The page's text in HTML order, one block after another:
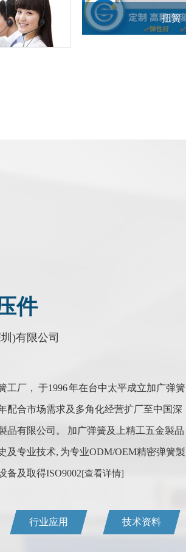
扭簧
件
)有限公司
工厂， 于1996 年在台中太平成立加广弹簧
配合市场需求及多角化经营扩厂至中国深
品有限公司。 加广弹簧及上精工五金製品
及专业技术, 为专业ODM/OEM精密弹簧製
备及取得ISO9002[查看详情]
行业应用 技术资料